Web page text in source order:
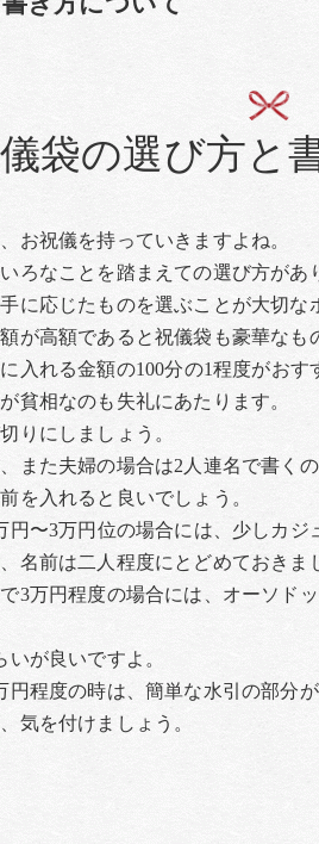
袋の選び方と
お祝儀を持っていきますよね。
ろなことを踏まえての選び方があ
に応じたものを選ぶことが大切な
が高額であると祝儀袋も豪華なも
入れる金額の100分の1程度がおす
貧相なのも失礼にあたります。
りにしましょう。
また夫婦の場合は2人連名で書く
を入れると良いでしょう。
円〜3万円位の場合には、少しカジ
名前は二人程度にとどめておきま
3万円程度の場合には、オーソド
が良いですよ。
円程度の時は、簡単な水引の部分
気を付けましょう。